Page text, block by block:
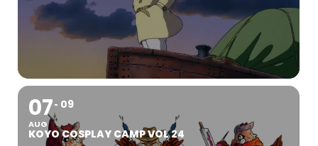
07
AUG
09
KOYO COSPLAY CAMP VOL 24